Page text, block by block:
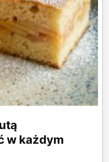
w każdym